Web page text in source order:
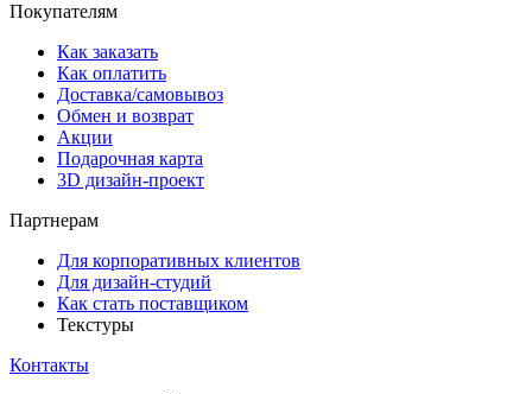
Покупателям
Как заказать
Как оплатить
Доставка/самовывоз
Обмен и возврат
Акции
Подарочная карта
3D дизайн-проект
Партнерам
Для корпоративных клиентов
Для дизайн-студий
Как стать поставщиком
Текстуры
Контакты